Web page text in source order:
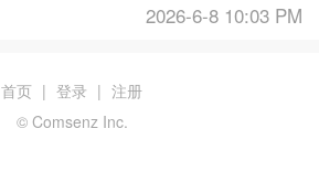
2026-6-8 10:03 PM
首页 | 登录 | 注册
© Comsenz Inc.